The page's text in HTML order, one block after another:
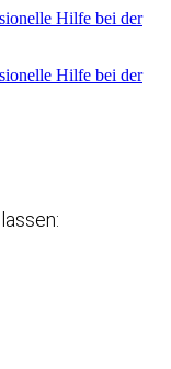
Hilfe bei der
Hilfe bei der